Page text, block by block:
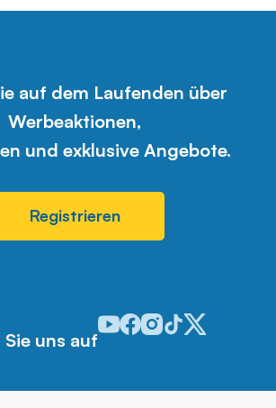
auf dem Laufenden über
Werbeaktionen,
und exklusive Angebote.
Registrieren
Sie uns auf
Odwiedź nasz profil w
Odwiedź nasz profil w
Odwiedź nasz profil w
Odwiedź nasz
Odwiedź nasz